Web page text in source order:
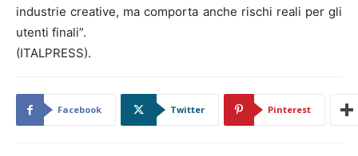
industrie creative, ma comporta anche rischi reali per gli
utenti finali”.
(ITALPRESS).
Facebook Twitter Pinterest